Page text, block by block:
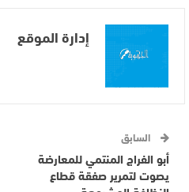
إدارة الموقع
السابق
أبو الفراج المنتمي للمعارضة
يصوت لتمرير صفقة قطاع